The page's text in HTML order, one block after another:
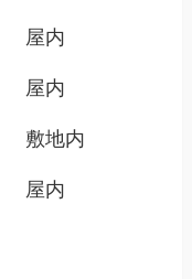
屋内
屋内
敷地内
屋内